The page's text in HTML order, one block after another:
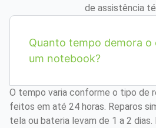
de assistência
Quanto tempo demora
um notebook?
O tempo varia conforme o tipo de
feitos em até 24 horas. Reparos
tela ou bateria levam de 1 a 2